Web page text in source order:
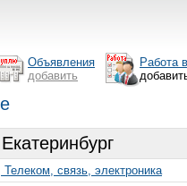
Объявления
добавить
Работа
Телеком, связь, электроника